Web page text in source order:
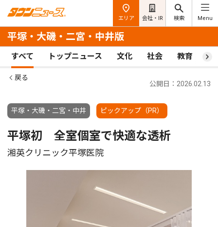
エリア 会社・IR 検索 Menu
平塚・大磯・二宮・中井版
すべて トップニュース 文化 社会 教育 ス
戻る
平塚・大磯・二宮・中井 ピックアップ（PR）
公開日：2026.02.13
平塚初 全室個室で快適な透析
湘英クリニック平塚医院